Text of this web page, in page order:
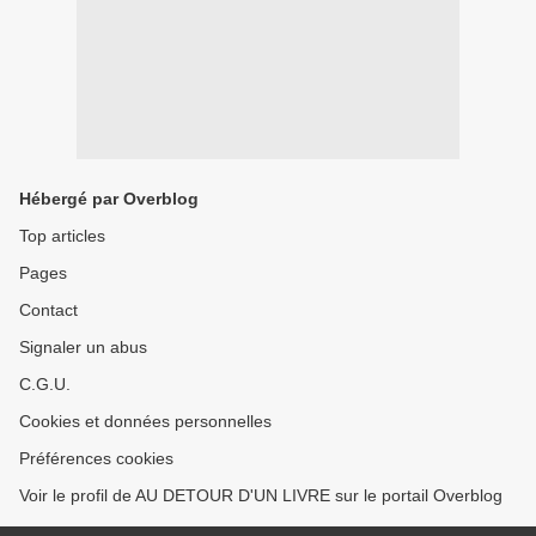
Hébergé par Overblog
Top articles
Pages
Contact
Signaler un abus
C.G.U.
Cookies et données personnelles
Préférences cookies
Voir le profil de AU DETOUR D'UN LIVRE sur le portail Overblog